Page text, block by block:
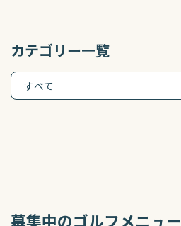
カテゴリー一覧
募集中のゴルフメニュー